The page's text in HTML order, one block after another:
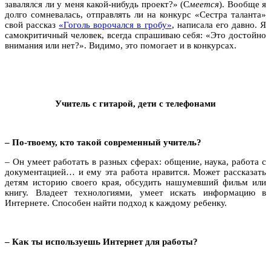
завалялся ли у меня какой-нибудь проект?» (Смеется). Вообще я
долго сомневалась, отправлять ли на конкурс «Сестра таланта»
свой рассказ «Гоголь ворочался в гробу», написала его давно. Я
самокритичный человек, всегда спрашиваю себя: «Это достойно
внимания или нет?». Видимо, это помогает и в конкурсах.
Учитель с гитарой, дети с телефонами
– По-твоему, кто такой современный учитель?
– Он умеет работать в разных сферах: общение, наука, работа с
документацией… и ему эта работа нравится. Может рассказать
детям историю своего края, обсудить нашумевший фильм или
книгу. Владеет технологиями, умеет искать информацию в
Интернете. Способен найти подход к каждому ребенку.
– Как ты используешь Интернет для работы?